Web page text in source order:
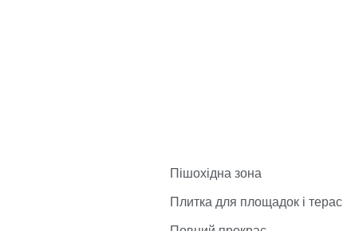
Пішохідна зона
Плитка для площадок і терас